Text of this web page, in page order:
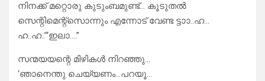
നിനക്ക് മറ്റൊരു കുടുംബമുണ്ട്… കൂടുതൽ
സെന്റിമെന്റ്സൊന്നും എന്നോട് വേണ്ട ട്ടാാ..ഹ‌‌‌‌‌…
ഹ..ഹ..’“ഇലാ….”
സന്മയയന്റെ മിഴികൾ നിറഞ്ഞു…
‘ഞാനെന്തു ചെയ്യണം…പറയൂ…